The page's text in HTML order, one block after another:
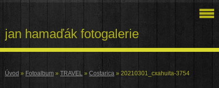
jan hamaďák fotogalerie
Úvod » Fotoalbum » TRAVEL » Costarica » 20210301_cxahuita-3754